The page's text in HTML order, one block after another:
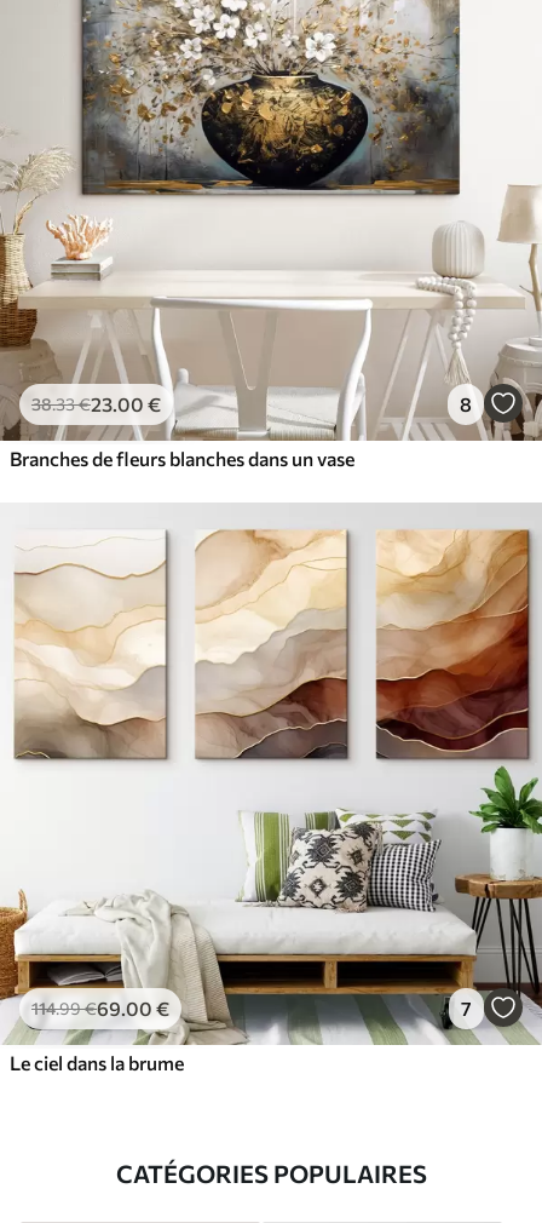
38.33€23 .00 € 8
Branches de fleurs blanches dans un vase
114.99€69 .00 € 7
Le ciel dans la brume
CATÉGORIES POPULAIRES